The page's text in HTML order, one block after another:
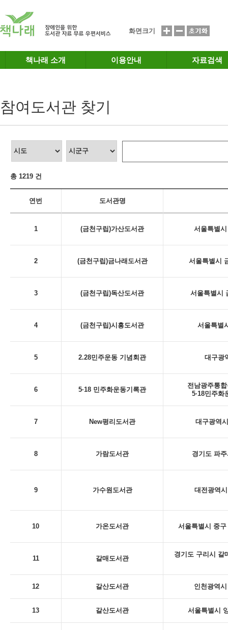
화면크기
책나래 소개 이용안내 자료검색
참여도서관 찾기
총 1219 건
연번 도서관명
1 (금천구립)가산도서관 서울특별
2 (금천구립)금나래도서관 서울특별시
3 (금천구립)독산도서관 서울특별시
4 (금천구립)시흥도서관 서울특별
5 2.28민주운동 기념회관 대구광
6 5·18 민주화운동기록관
전남광주통
5·18민주화
7 New평리도서관 대구광역
8 가람도서관 경기도 파
9 가수원도서관 대전광역
10 가온도서관 서울특별시 중
11 갈매도서관
경기도 구리시 갈
12 갈산도서관 인천광역
13 갈산도서관 서울특별시